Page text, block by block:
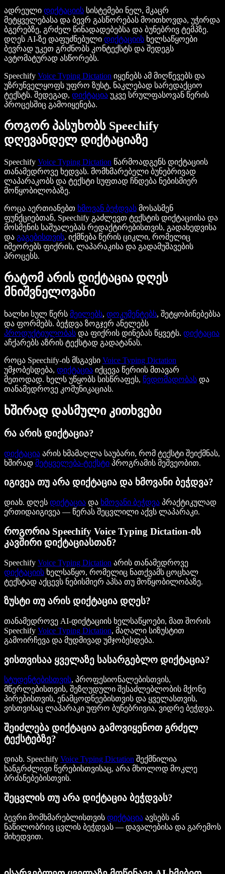
ადრეული დიქტაციის სისტემები ნელ, მკაცრ
მეტყველებასა და ბევრ გასწორებას მოითხოვდა, უჭირდა
ბგერებზე, გრძელ წინადადებებსა და ბუნებრივ ტემპზე.
დღეს AI-ზე დაფუძნებული დიქტაციის ხელსაწყოები
ბევრად უკეთ გრძნობს კონტექსტს და შედეგს
ავტომატურად ასწორებს.
Speechify Voice Typing Dictation იყენებს ამ მიღწევებს და
უზრუნველყოფს უფრო ზუსტ, ნაკლებად სარედაქციო
ტექსტს. შედეგად, დიქტაცია უკვე სრულფასოვან წერის
პროცესშიც გამოიყენება.
როგორ პასუხობს Speechify
დღევანდელ დიქტაციაზე
Speechify Voice Typing Dictation წარმოადგენს დიქტაციის
თანამედროვე ხედვას. მომხმარებელი ბუნებრივად
ლაპარაკობს და ტექსტი სუფთად ჩნდება ნებისმიერ
მოწყობილობაზე.
როცა აერთიანებთ ხმოვან ბეჭდვას მოსასმენ
ფუნქციებთან, Speechify გაძლევთ ტექსტის დიქტაციისა და
მოსმენის საშუალებას რედაქტირებისთვის, გადახედვისა
და გაგებისთვის. იქმნება წერის ციკლი, რომელიც
იმეორებს ფიქრის, ლაპარაკისა და გადამუშავების
პროცესს.
რატომ არის დიქტაცია დღეს
მნიშვნელოვანი
ხალხი სულ წერს მეილებს, დოკუმენტებს, შეტყობინებებსა
და ფორმებს. ბეჭდვა ზოგჯერ ანელებს
პროდუქტიულობას და ფიქრის დინებას წყვეტს. დიქტაცია
აჩქარებს აზრის ტექსტად გადატანას.
როცა Speechify-ის მსგავსი Voice Typing Dictation
უმჯობესდება, დიქტაცია იქცევა წერიის მთავარ
მეთოდად. ხელს უწყობს სისწრაფეს, წვდომადობას და
თანამედროვე კომუნიკაციას.
ხშირად დასმული კითხვები
რა არის დიქტაცია?
დიქტაცია არის ხმამაღლა საუბარი, რომ ტექსტი შეიქმნას,
ხშირად მეტყველება-ტექსტი პროგრამის მეშვეობით.
იგივეა თუ არა დიქტაცია და ხმოვანი ბეჭდვა?
დიახ. დღეს დიქტაცია და ხმოვანი ბეჭდვა პრაქტიკულად
ერთიდაიგივეა — წერას შეცვლილი აქვს ლაპარაკი.
როგორია Speechify Voice Typing Dictation-ის
კავშირი დიქტაციასთან?
Speechify Voice Typing Dictation არის თანამედროვე
დიქტაციის ხელსაწყო, რომელიც ნათქვამს ცოცხალ
ტექსტად აქცევს ნებისმიერ აპსა თუ მოწყობილობაზე.
ზუსტი თუ არის დიქტაცია დღეს?
თანამედროვე AI-დიქტაციის ხელსაწყოები, მათ შორის
Speechify Voice Typing Dictation, მაღალი სიზუსტით
გამოირჩევა და მუდმივად უმჯობესდება.
ვისთვისაა ყველაზე სასარგებლო დიქტაცია?
სტუდენტებისთვის, პროფესიონალებისთვის,
მწერლებისთვის, შეზღუდული შესაძლებლობის მქონე
პირებისთვის, ენამცოდნეებისთვის და ყველასთვის,
ვისთვისაც ლაპარაკი უფრო ბუნებრივია, ვიდრე ბეჭდვა.
შეიძლება დიქტაცია გამოვიყენოთ გრძელ
ტექსტებზე?
დიახ. Speechify Voice Typing Dictation შექმნილია
ხანგრძლივი წერებისთვისაც, არა მხოლოდ მოკლე
ბრძანებებისთვის.
შეცვლის თუ არა დიქტაცია ბეჭდვას?
ბევრი მომხმარებლისთვის დიქტაცია ავსებს ან
ნაწილობრივ ცვლის ბეჭდვას — დავალებისა და გარემოს
მიხედვით.